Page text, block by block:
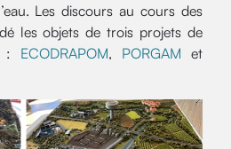
Les discours au cours des
les objets de trois projets de
: ECODRAPOM, PORGAM et